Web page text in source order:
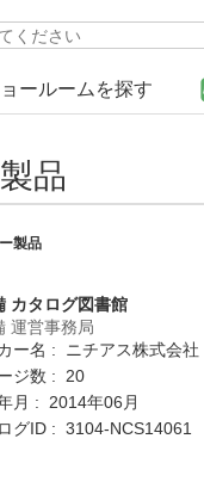
ールームを探す
品
製品
カタログ図書館
運営事務局
ー名 : ニチアス株式会社
ジ数 : 20
月 : 2014年06月
グID : 3104-NCS14061